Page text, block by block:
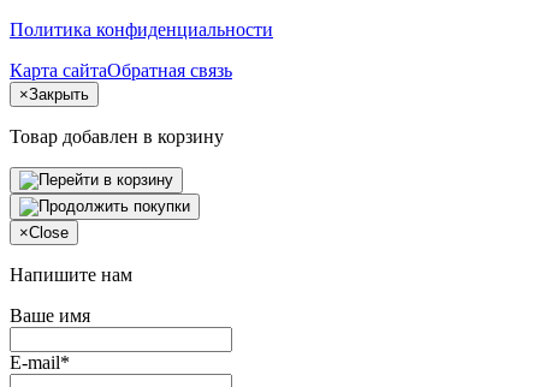
Политика конфиденциальности
Карта сайтаОбратная связь
×Закрыть
Товар добавлен в корзину
×Close
Напишите нам
Ваше имя
E-mail*